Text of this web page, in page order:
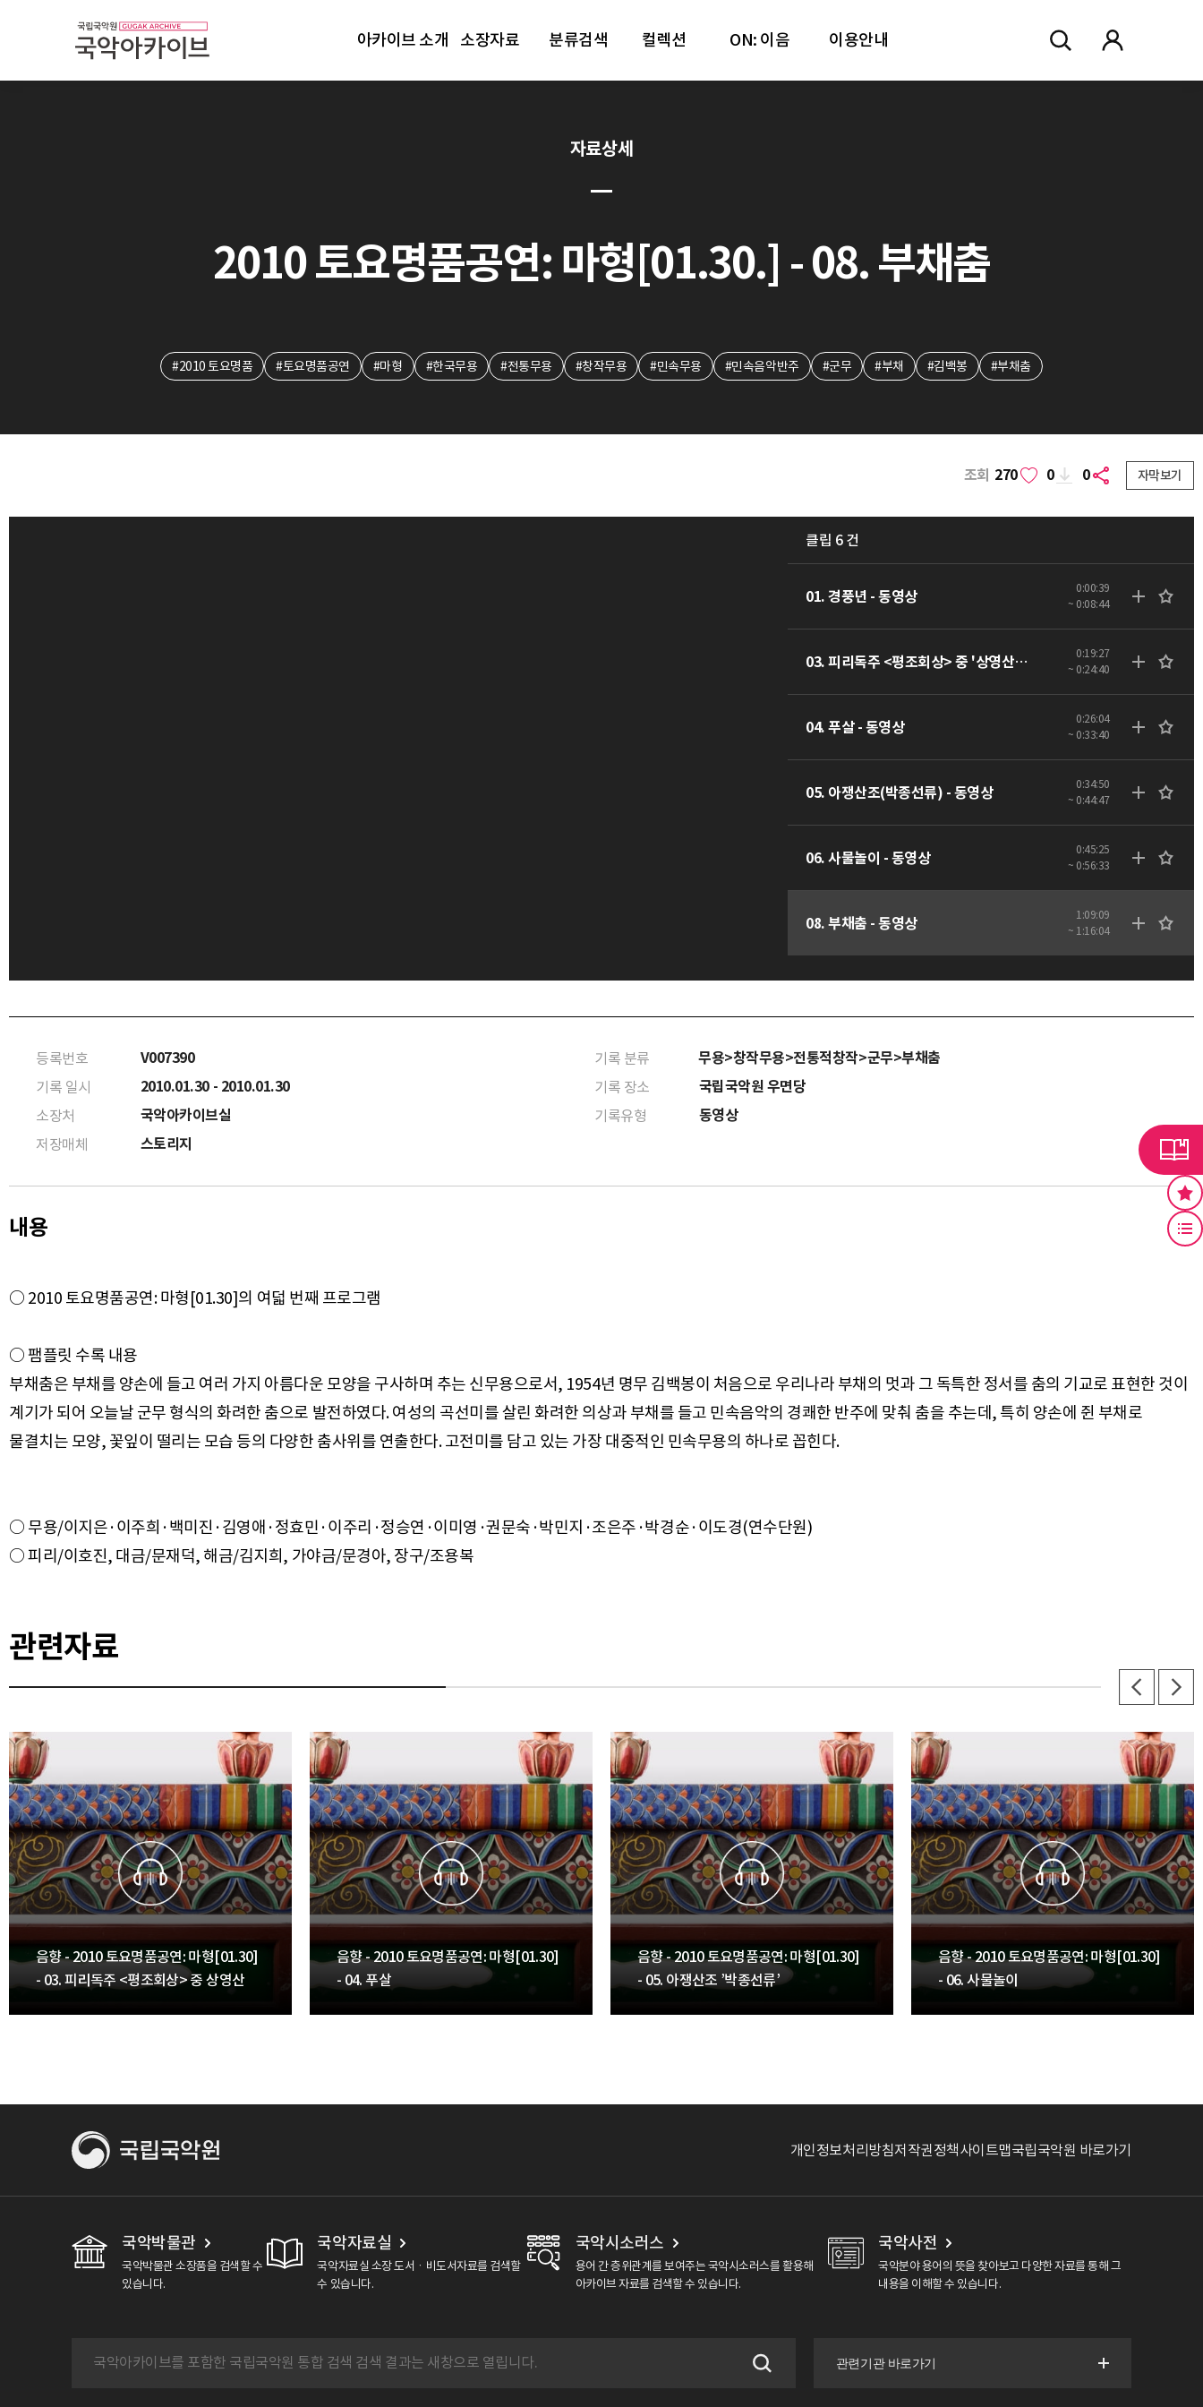
아카이브 소개 소장자료 분류검색 컬렉션 ON: 이음 이용안내
자료상세
2010 토요명품공연: 마형[01.30.] - 08. 부채춤
#2010 토요명품 #토요명품공연 #마형 #한국무용 #전통무용 #창작무용 #민속무용 #민속음악반주 #군무 #부채 #김백봉 #부채춤
조회 270 0 0 자막보기
클립 6 건
01. 경풍년 - 동영상
0:00:39
~ 0:08:44
03. 피리독주 <평조회상> 중 '상영산' - 동영상
0:19:27
~ 0:24:40
04. 푸살 - 동영상
0:26:04
~ 0:33:40
05. 아쟁산조(박종선류) - 동영상
0:34:50
~ 0:44:47
06. 사물놀이 - 동영상
0:45:25
~ 0:56:33
08. 부채춤 - 동영상
1:09:09
~ 1:16:04
등록번호 V007390 기록 분류 무용>창작무용>전통적창작>군무>부채춤
기록 일시 2010.01.30 - 2010.01.30 기록 장소 국립국악원 우면당
소장처 국악아카이브실 기록유형 동영상
저장매체 스토리지
내용
○ 2010 토요명품공연: 마형[01.30]의 여덟 번째 프로그램
○ 팸플릿 수록 내용
부채춤은 부채를 양손에 들고 여러 가지 아름다운 모양을 구사하며 추는 신무용으로서, 1954년 명무 김백봉이 처음으로 우리나라 부채의 멋과 그 독특한 정서를 춤의 기교로 표현한 것이
계기가 되어 오늘날 군무 형식의 화려한 춤으로 발전하였다. 여성의 곡선미를 살린 화려한 의상과 부채를 들고 민속음악의 경쾌한 반주에 맞춰 춤을 추는데, 특히 양손에 쥔 부채로
물결치는 모양, 꽃잎이 떨리는 모습 등의 다양한 춤사위를 연출한다. 고전미를 담고 있는 가장 대중적인 민속무용의 하나로 꼽힌다.
○ 무용/이지은·이주희·백미진·김영애·정효민·이주리·정승연·이미영·권문숙·박민지·조은주·박경순·이도경(연수단원)
관련자료
음향 - 2010 토요명품공연: 마형[01.30]
- 03. 피리독주 <평조회상> 중 상영산
음향 - 2010 토요명품공연: 마형[01.30]
- 04. 푸살
음향 - 2010 토요명품공연: 마형[01.30]
- 05. 아쟁산조 ’박종선류’
음향 - 2010 토요명품공연: 마형[01.30]
- 06. 사물놀이
개인정보처리방침저작권정책사이트맵국립국악원 바로가기
국악박물관
국악박물관 소장품을 검색할 수
있습니다.
국악자료실
국악자료실 소장 도서ㆍ비도서자료를 검색할
수 있습니다.
국악시소러스
용어 간 층위관계를 보여주는 국악시소러스를 활용해
아카이브 자료를 검색할 수 있습니다.
국악사전
국악분야 용어의 뜻을 찾아보고 다양한 자료를 통해 그
내용을 이해할 수 있습니다.